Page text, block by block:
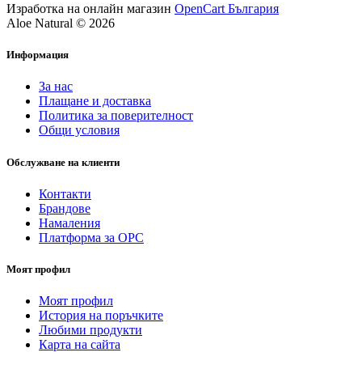
Изработка на онлайн магазин OpenCart България
Aloe Natural © 2026
Информация
За нас
Плащане и доставка
Политика за поверителност
Общи условия
Обслужване на клиенти
Контакти
Брандове
Намаления
Платформа за ОРС
Моят профил
Моят профил
История на поръчките
Любими продукти
Карта на сайта